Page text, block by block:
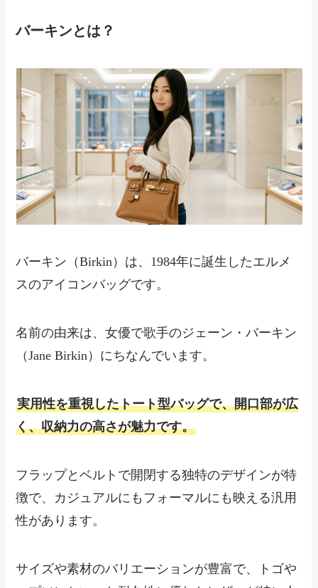
バーキンとは？
バーキン（Birkin）は、1984年に誕生したエルメ
スのアイコンバッグです。
名前の由来は、女優で歌手のジェーン・バーキン
（Jane Birkin）にちなんでいます。
実用性を重視したトート型バッグで、開口部が広
く、収納力の高さが魅力です。
フラップとベルトで開閉する独特のデザインが特
徴で、カジュアルにもフォーマルにも映える汎用
性があります。
サイズや素材のバリエーションが豊富で、トゴや